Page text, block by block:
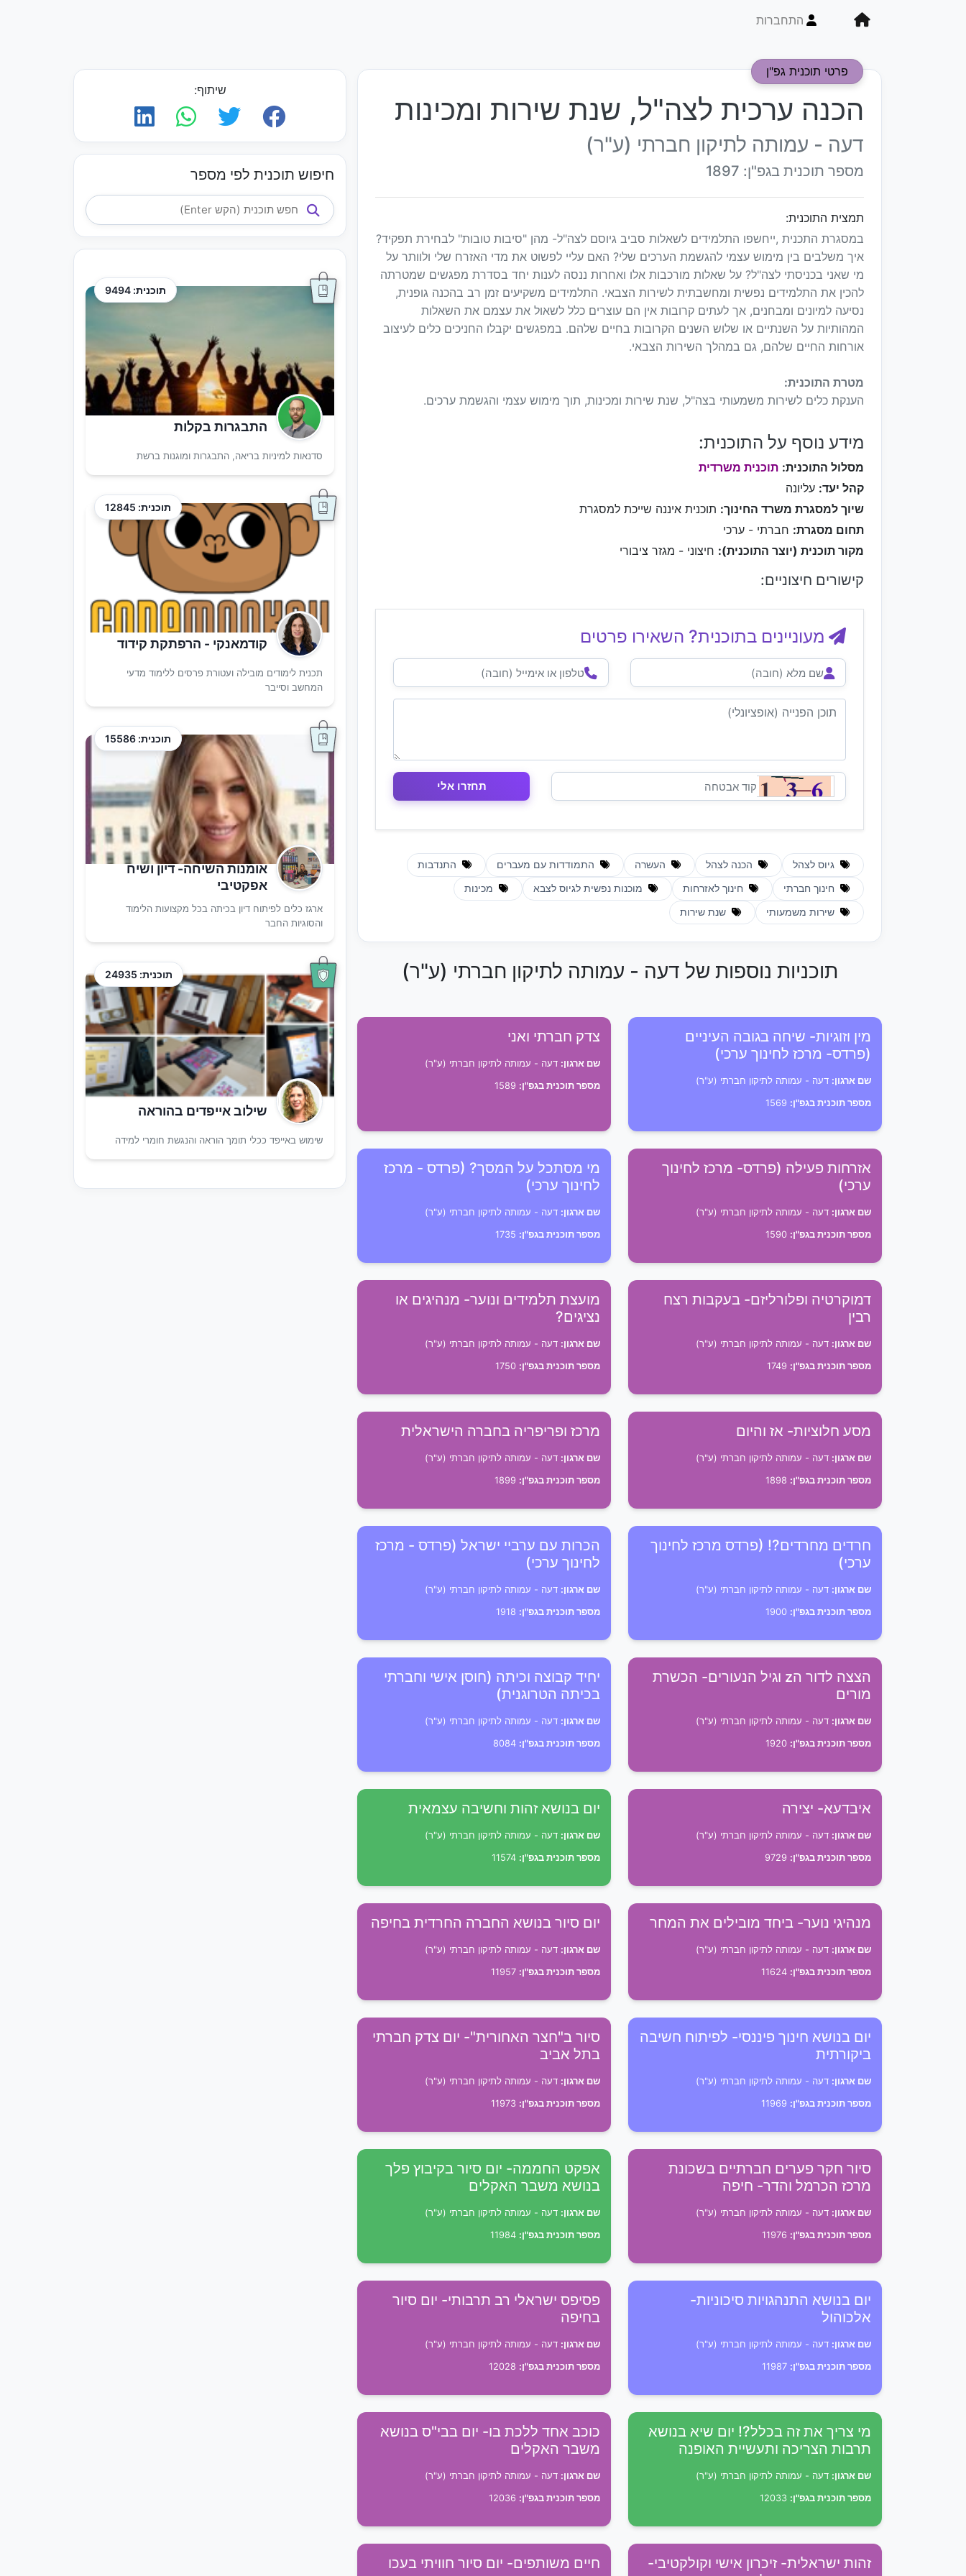
התחברות
פרטי תוכנית גפ"ן
הכנה ערכית לצה"ל, שנת שירות ומכינות
דעה - עמותה לתיקון חברתי (ע"ר)
מספר תוכנית בגפ"ן: 1897
תמצית התוכנית:
במסגרת התכנית ,ייחשפו התלמידים לשאלות סביב גיוסם לצה"ל- מהן "סיבות טובות" לבחירת תפקיד?
איך משלבים בין מימוש עצמי להגשמת הערכים שלי? האם עליי לפשוט את מדי האזרח שלי ולוותר על
מי שאני בכניסתי לצה"ל? על שאלות מורכבות אלו ואחרות ננסה לענות יחד בסדרת מפגשים שמטרתה
להכין את התלמידים נפשית ומחשבתית לשירות הצבאי. התלמידים משקיעים זמן רב בהכנה גופנית,
נסיעה למיונים ומבחנים, אך לעתים קרובות אין הם עוצרים כלל לשאול את עצמם את השאלות
המהותיות על השנתיים או שלוש השנים הקרובות בחיים שלהם. במפגשים יקבלו החניכים כלים לעיצוב
אורחות החיים שלהם, גם במהלך השירות הצבאי.
מטרת התוכנית:
הענקת כלים לשירות משמעותי בצה"ל, שנת שירות ומכינות, תוך מימוש עצמי והגשמת ערכים.
מידע נוסף על התוכנית:
מסלול התוכנית: תוכנית משרדית
קהל יעד: עליונה
שיוך למסגרת משרד החינוך: תוכנית איננה שייכת למסגרת
תחום מסגרת: חברתי - ערכי
מקור תוכנית (יוצר התוכנית): חיצוני - מגזר ציבורי
קישורים חיצוניים:
מעוניינים בתוכנית? השאירו פרטים
גיוס לצהל הכנה לצהל העשרה התמודדות עם מעברים התנדבות
חינוך חברתי חינוך לאזרחות מוכנות נפשית לגיוס לצבא מכינות
שירות משמעותי שנת שירות
תוכניות נוספות של דעה - עמותה לתיקון חברתי (ע"ר)
מין וזוגיות- שיחה בגובה העיניים
(פרדס- מרכז לחינוך ערכי)
שם ארגון: דעה - עמותה לתיקון חברתי (ע"ר)
מספר תוכנית בגפ"ן:
צדק חברתי ואני
שם ארגון: דעה - עמותה לתיקון חברתי (ע"ר)
מספר תוכנית בגפ"ן:
אזרחות פעילה (פרדס- מרכז לחינוך
ערכי)
שם ארגון: דעה - עמותה לתיקון חברתי (ע"ר)
מספר תוכנית בגפ"ן:
מי מסתכל על המסך? (פרדס - מרכז
לחינוך ערכי)
שם ארגון: דעה - עמותה לתיקון חברתי (ע"ר)
מספר תוכנית בגפ"ן:
דמוקרטיה ופלורליזם- בעקבות רצח
רבין
שם ארגון: דעה - עמותה לתיקון חברתי (ע"ר)
מספר תוכנית בגפ"ן:
מועצת תלמידים ונוער- מנהיגים או
נציגים?
שם ארגון: דעה - עמותה לתיקון חברתי (ע"ר)
מספר תוכנית בגפ"ן:
מסע חלוציות- אז והיום
שם ארגון: דעה - עמותה לתיקון חברתי (ע"ר)
מספר תוכנית בגפ"ן:
מרכז ופריפריה בחברה הישראלית
שם ארגון: דעה - עמותה לתיקון חברתי (ע"ר)
מספר תוכנית בגפ"ן:
חרדים מחרדים?! (פרדס מרכז לחינוך
ערכי)
שם ארגון: דעה - עמותה לתיקון חברתי (ע"ר)
מספר תוכנית בגפ"ן:
הכרות עם ערביי ישראל (פרדס - מרכז
לחינוך ערכי)
שם ארגון: דעה - עמותה לתיקון חברתי (ע"ר)
מספר תוכנית בגפ"ן:
הצצה לדור הz וגיל הנעורים- הכשרת
מורים
שם ארגון: דעה - עמותה לתיקון חברתי (ע"ר)
מספר תוכנית בגפ"ן:
יחיד קבוצה וכיתה (חוסן אישי וחברתי
בכיתה הטרוגנית)
שם ארגון: דעה - עמותה לתיקון חברתי (ע"ר)
מספר תוכנית בגפ"ן:
איבדעא- יצירה
שם ארגון: דעה - עמותה לתיקון חברתי (ע"ר)
מספר תוכנית בגפ"ן:
יום בנושא זהות וחשיבה עצמאית
שם ארגון: דעה - עמותה לתיקון חברתי (ע"ר)
מספר תוכנית בגפ"ן:
מנהיגי נוער- ביחד מובילים את המחר
שם ארגון: דעה - עמותה לתיקון חברתי (ע"ר)
מספר תוכנית בגפ"ן:
יום סיור בנושא החברה החרדית בחיפה
שם ארגון: דעה - עמותה לתיקון חברתי (ע"ר)
מספר תוכנית בגפ"ן:
יום בנושא חינוך פיננסי- לפיתוח חשיבה
ביקורתית
שם ארגון: דעה - עמותה לתיקון חברתי (ע"ר)
מספר תוכנית בגפ"ן:
סיור ב"חצר האחורית"- יום צדק חברתי
בתל אביב
שם ארגון: דעה - עמותה לתיקון חברתי (ע"ר)
מספר תוכנית בגפ"ן:
סיור חקר פערים חברתיים בשכונת
מרכז הכרמל והדר- חיפה
שם ארגון: דעה - עמותה לתיקון חברתי (ע"ר)
מספר תוכנית בגפ"ן:
אפקט החממה- יום סיור בקיבוץ פלך
בנושא משבר האקלים
שם ארגון: דעה - עמותה לתיקון חברתי (ע"ר)
מספר תוכנית בגפ"ן:
יום בנושא התנהגויות סיכוניות-
אלכוהול
שם ארגון: דעה - עמותה לתיקון חברתי (ע"ר)
מספר תוכנית בגפ"ן:
פסיפס ישראלי רב תרבותי- יום סיור
בחיפה
שם ארגון: דעה - עמותה לתיקון חברתי (ע"ר)
מספר תוכנית בגפ"ן:
מי צריך את זה בכלל?! יום שיא בנושא
תרבות הצריכה ותעשיית האופנה
שם ארגון: דעה - עמותה לתיקון חברתי (ע"ר)
מספר תוכנית בגפ"ן:
כוכב אחד ללכת בו- יום בבי"ס בנושא
משבר האקלים
שם ארגון: דעה - עמותה לתיקון חברתי (ע"ר)
מספר תוכנית בגפ"ן:
זהות ישראלית- זיכרון אישי וקולקטיבי-
חיים משותפים- יום סיור חוויתי בעכו
שיתוף:
חיפוש תוכנית לפי מספר
תוכנית: 9494
התבגרות בקלות
סדנאות למיניות בריאה, התבגרות ומוגנות ברשת
תוכנית: 12845
קודמאנקי - הרפתקת קידוד
תכנית לימודים מובילה ועטורת פרסים ללימוד מדעי
המחשב וסייבר
תוכנית: 15586
אומנות השיחה- דיון ושיח
אפקטיבי
ארגז כלים לפיתוח דיון בכיתה בכל מקצועות הלימוד
והסוגיות החבר
תוכנית: 24935
שילוב אייפדים בהוראה
שימוש באייפד ככלי תומך הוראה והנגשת חומרי למידה